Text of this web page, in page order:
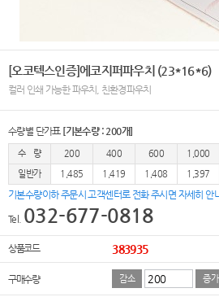
[오코텍스인증]에코지퍼파우치 (23*16*6)
컬러 인쇄 가능한 파우치, 친환경파우치
수량별 단가표 [기본수량 : 200개]
수 량 200 400 600 1,000
일반가
1,485 1,419 1,408 1,397
기본수량이하 주문시 고객센터로 전화 주시면 자세히 안
Tel. 032-677-0818
상품코드 383935
구매수량 감소 증가